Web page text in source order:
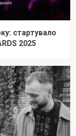
стартувало
2025